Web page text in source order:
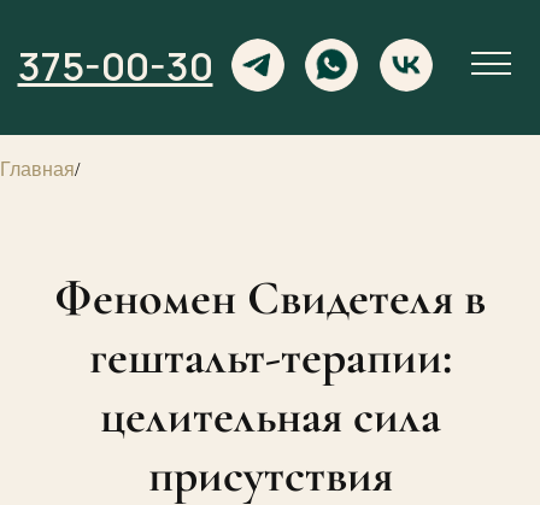
375-00-30
Главная/
Феномен Свидетеля в
гештальт-терапии:
целительная сила
присутствия